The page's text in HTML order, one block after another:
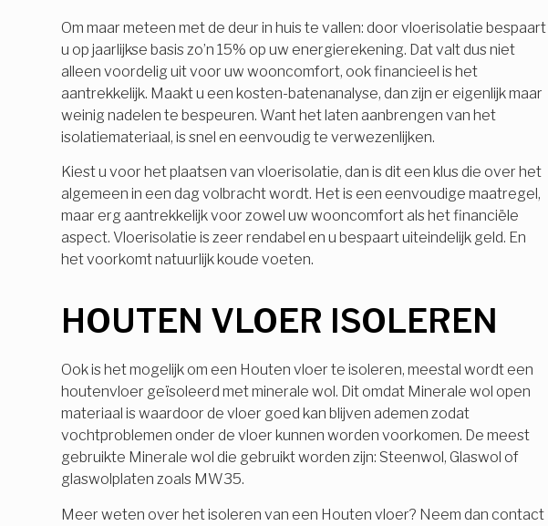
Om maar meteen met de deur in huis te vallen: door vloerisolatie bespaart
u op jaarlijkse basis zo’n 15% op uw energierekening. Dat valt dus niet
alleen voordelig uit voor uw wooncomfort, ook financieel is het
aantrekkelijk. Maakt u een kosten-batenanalyse, dan zijn er eigenlijk maar
weinig nadelen te bespeuren. Want het laten aanbrengen van het
isolatiemateriaal, is snel en eenvoudig te verwezenlijken.
Kiest u voor het plaatsen van vloerisolatie, dan is dit een klus die over het
algemeen in een dag volbracht wordt. Het is een eenvoudige maatregel,
maar erg aantrekkelijk voor zowel uw wooncomfort als het financiële
aspect. Vloerisolatie is zeer rendabel en u bespaart uiteindelijk geld. En
het voorkomt natuurlijk koude voeten.
HOUTEN VLOER ISOLEREN
Ook is het mogelijk om een Houten vloer te isoleren, meestal wordt een
houtenvloer geïsoleerd met minerale wol. Dit omdat Minerale wol open
materiaal is waardoor de vloer goed kan blijven ademen zodat
vochtproblemen onder de vloer kunnen worden voorkomen. De meest
gebruikte Minerale wol die gebruikt worden zijn: Steenwol, Glaswol of
glaswolplaten zoals MW35.
Meer weten over het isoleren van een Houten vloer? Neem dan contact